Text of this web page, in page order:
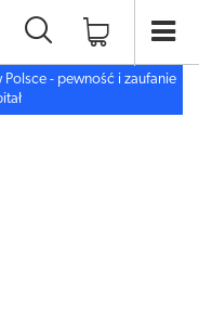
Polsce - pewność i zaufanie